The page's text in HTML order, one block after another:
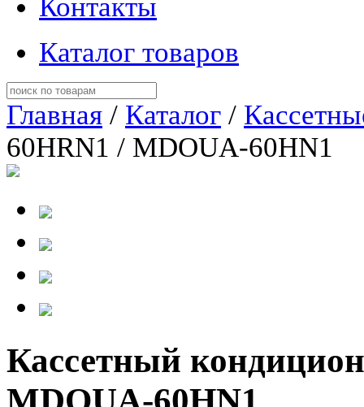
Контакты
Каталог товаров
Главная / Каталог /
60HRN1 / MDOUA-60HN1
Кассетный